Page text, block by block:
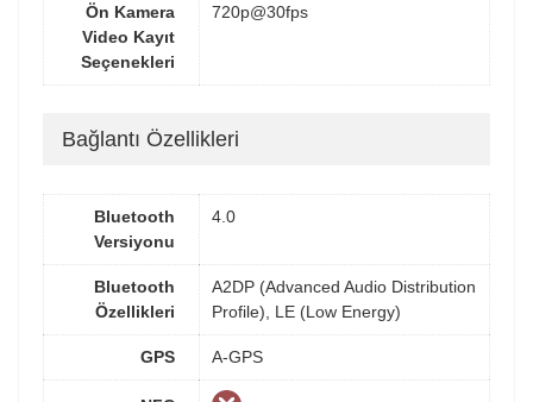
Ön Kamera
Video Kayıt
Seçenekleri
720p@30fps
Bağlantı Özellikleri
Bluetooth
Versiyonu
4.0
Bluetooth
Özellikleri
A2DP (Advanced Audio Distribution
Profile), LE (Low Energy)
GPS A-GPS